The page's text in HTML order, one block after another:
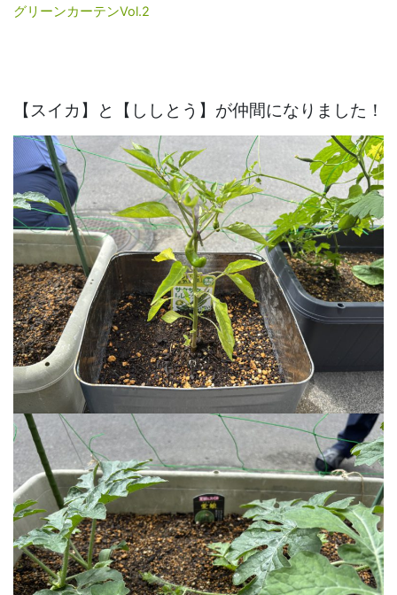
グリーンカーテンVol.2
【スイカ】と【ししとう】が仲間になりました！